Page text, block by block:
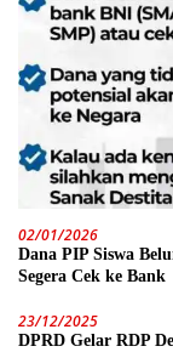
02/01/2026
Dana PIP Siswa
Segera Cek ke Bank
23/12/2025
DPRD Gelar RDP